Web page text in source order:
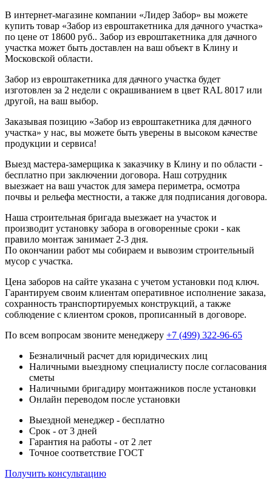
В интернет-магазине компании «Лидер Забор» вы можете
купить товар «Забор из евроштакетника для дачного участка»
по цене от 18600 руб.. Забор из евроштакетника для дачного
участка может быть доставлен на ваш объект в Клину и
Московской области.
Забор из евроштакетника для дачного участка будет
изготовлен за 2 недели с окрашиванием в цвет RAL 8017 или
другой, на ваш выбор.
Заказывая позицию «Забор из евроштакетника для дачного
участка» у нас, вы можете быть уверены в высоком качестве
продукции и сервиса!
Выезд мастера-замерщика к заказчику в Клину и по области -
бесплатно при заключении договора. Наш сотрудник
выезжает на ваш участок для замера периметра, осмотра
почвы и рельефа местности, а также для подписания договора.
Наша строительная бригада выезжает на участок и
производит установку забора в оговоренные сроки - как
правило монтаж занимает 2-3 дня.
По окончании работ мы собираем и вывозим строительный
мусор с участка.
Цена заборов на сайте указана с учетом установки под ключ.
Гарантируем своим клиентам оперативное исполнение заказа,
сохранность транспортируемых конструкций, а также
соблюдение с клиентом сроков, прописанный в договоре.
По всем вопросам звоните менеджеру +7 (499) 322-96-65
Безналичный расчет для юридических лиц
Наличными выездному специалисту после согласования
сметы
Наличными бригадиру монтажников после установки
Онлайн переводом после установки
Выездной менеджер - бесплатно
Срок - от 3 дней
Гарантия на работы - от 2 лет
Точное соответствие ГОСТ
Получить консультацию